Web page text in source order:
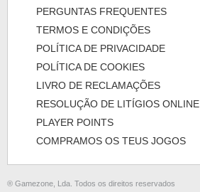
PERGUNTAS FREQUENTES
TERMOS E CONDIÇÕES
POLÍTICA DE PRIVACIDADE
POLÍTICA DE COOKIES
LIVRO DE RECLAMAÇÕES
RESOLUÇÃO DE LITÍGIOS ONLINE
PLAYER POINTS
COMPRAMOS OS TEUS JOGOS
® Gamezone, Lda. Todos os direitos reservados